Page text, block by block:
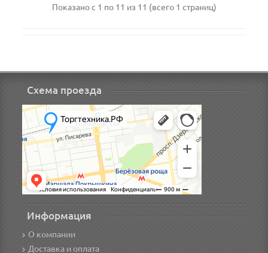
Показано с 1 по 11 из 11 (всего 1 страниц)
Схема проезда
Информация
О компании
Доставка и оплата